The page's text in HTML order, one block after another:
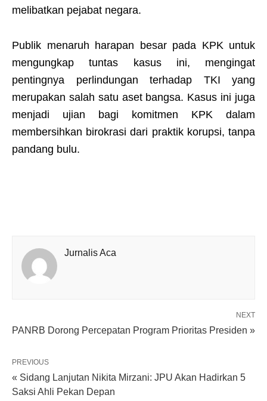
melibatkan pejabat negara.
Publik menaruh harapan besar pada KPK untuk
mengungkap tuntas kasus ini, mengingat
pentingnya perlindungan terhadap TKI yang
merupakan salah satu aset bangsa. Kasus ini juga
menjadi ujian bagi komitmen KPK dalam
membersihkan birokrasi dari praktik korupsi, tanpa
pandang bulu.
Jurnalis Aca
NEXT
PANRB Dorong Percepatan Program Prioritas Presiden »
PREVIOUS
« Sidang Lanjutan Nikita Mirzani: JPU Akan Hadirkan 5
Saksi Ahli Pekan Depan